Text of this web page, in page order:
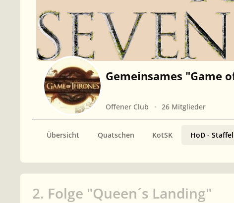
Gemeinsames "Game
Offener Club 26 Mitglieder
Übersicht Quatschen KotSK HoD -
2. Folge "Queen´s Landing"